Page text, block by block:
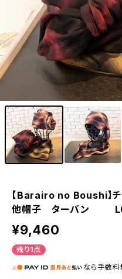
【Barairo no Boushi
他帽子 ターバン
¥9,460
残り1点
なら 手数料